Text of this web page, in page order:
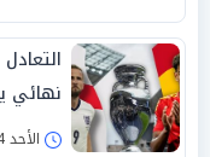
نهائي
الأحد 14/يوليو/2024 - 11:10 م